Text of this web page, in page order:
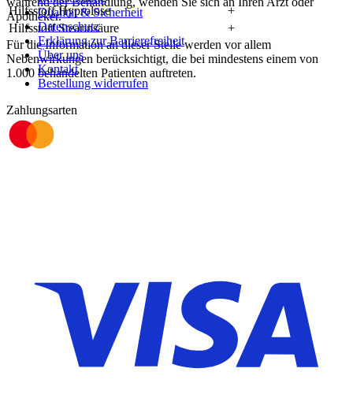
Apotheker.
Für die Information an dieser Stelle werden vor allem
Nebenwirkungen berücksichtigt, die bei mindestens einem von
1.000 behandelten Patienten auftreten.
Hilfsstoff Hyprolose
+
Hilfsstoff Stearinsäure
+
Qualität & Sicherheit
Datenschutz
Erklärung zur Barrierefreiheit
Über uns
Kontakt
Bestellung widerrufen
Zahlungsarten